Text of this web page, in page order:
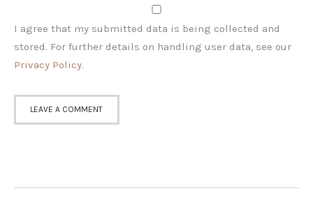
I agree that my submitted data is being collected and
stored. For further details on handling user data, see our
Privacy Policy.